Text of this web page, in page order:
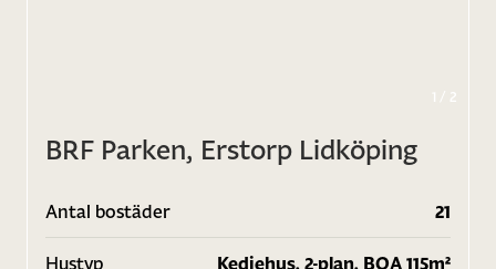
1 / 2
BRF Parken, Erstorp Lidköping
Antal bostäder 21
Hustyp Kedjehus, 2-plan, BOA 115m²